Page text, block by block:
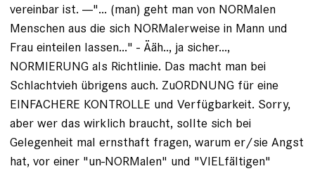
vereinbar ist. ---"... (man) geht man von NORMalen
Menschen aus die sich NORMalerweise in Mann und
Frau einteilen lassen..." - Ääh.., ja sicher...,
NORMIERUNG als Richtlinie. Das macht man bei
Schlachtvieh übrigens auch. ZuORDNUNG für eine
EINFACHERE KONTROLLE und Verfügbarkeit. Sorry,
aber wer das wirklich braucht, sollte sich bei
Gelegenheit mal ernsthaft fragen, warum er/sie Angst
hat, vor einer "un-NORMalen" und "VIELfältigen"